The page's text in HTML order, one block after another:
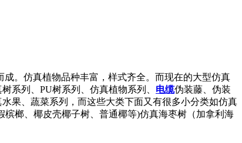
。仿真植物品种丰富，样式齐全。而现在的大型仿真
系列、PU树系列、仿真植物系列、 电缆伪装藤、伪装
果、蔬菜系列，而这些大类下面又有很多小分类如仿真
榔、椰皮壳椰子树、普通椰等)仿真海枣树（加拿利海